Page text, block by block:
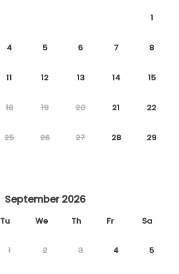
1
4 5 6 7 8
11 12 13 14 15
18 19 20 21 22
25 26 27 28 29
September 2026
Tu We Th Fr Sa
1 2 3 4 5